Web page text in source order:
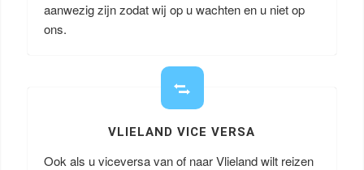
aanwezig zijn zodat wij op u wachten en u niet op
ons.
VLIELAND VICE VERSA
Ook als u viceversa van of naar Vlieland wilt reizen